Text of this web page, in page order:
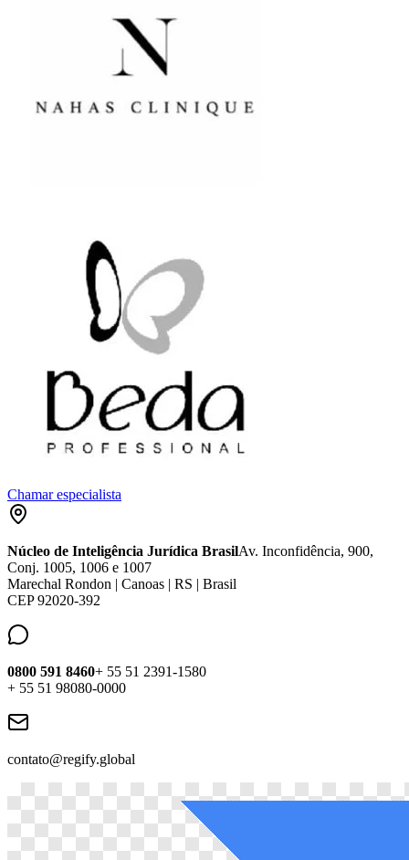
Chamar especialista
Núcleo de Inteligência Jurídica BrasilAv. Inconfidência, 900,
Conj. 1005, 1006 e 1007
Marechal Rondon | Canoas | RS | Brasil
CEP 92020-392
0800 591 8460+ 55 51 2391-1580
+ 55 51 98080-0000
contato@regify.global